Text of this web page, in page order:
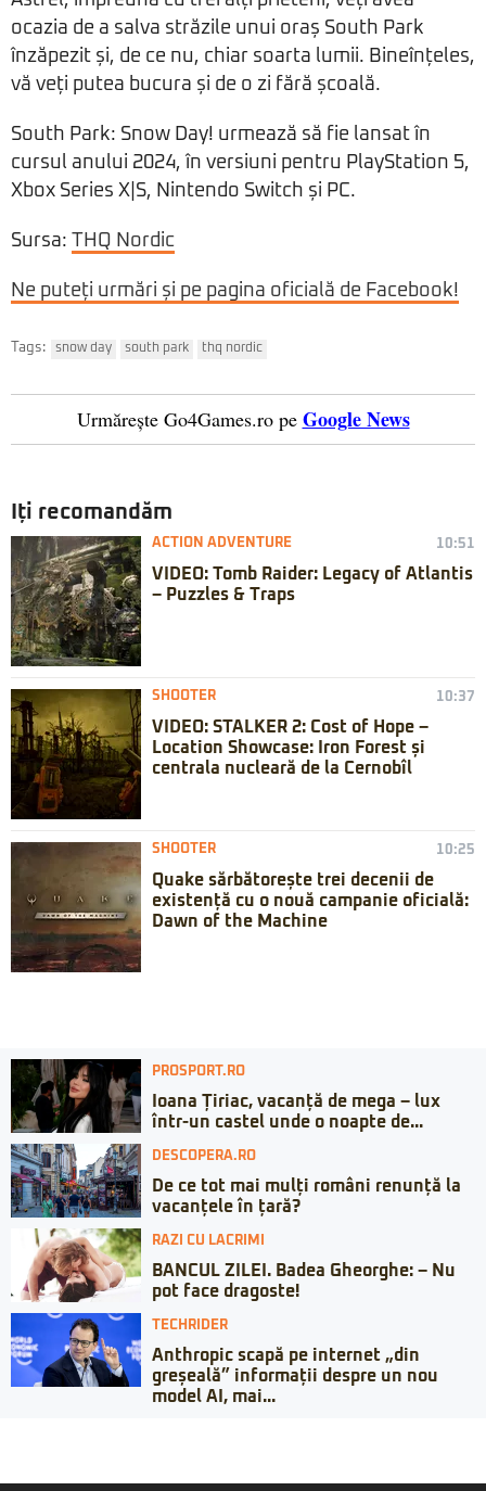
ocazia de a salva străzile unui oraș South Park
înzăpezit și, de ce nu, chiar soarta lumii. Bineînțeles,
vă veți putea bucura și de o zi fără școală.
South Park: Snow Day! urmează să fie lansat în
cursul anului 2024, în versiuni pentru PlayStation 5,
Xbox Series X|S, Nintendo Switch și PC.
Sursa: THQ Nordic
Ne puteți urmări și pe pagina oficială de Facebook!
Tags: snow day south park thq nordic
Urmărește Go4Games.ro pe Google News
Iți recomandăm
ACTION ADVENTURE 10:51
VIDEO: Tomb Raider: Legacy of Atlantis
– Puzzles & Traps
SHOOTER 10:37
VIDEO: STALKER 2: Cost of Hope –
Location Showcase: Iron Forest și
centrala nucleară de la Cernobîl
SHOOTER 10:25
Quake sărbătorește trei decenii de
existență cu o nouă campanie oficială:
Dawn of the Machine
PROSPORT.RO
Ioana Țiriac, vacanță de mega – lux
într-un castel unde o noapte de...
DESCOPERA.RO
De ce tot mai mulți români renunță la
vacanțele în țară?
RAZI CU LACRIMI
BANCUL ZILEI. Badea Gheorghe: – Nu
pot face dragoste!
TECHRIDER
Anthropic scapă pe internet „din
greșeală” informații despre un nou
model AI, mai...